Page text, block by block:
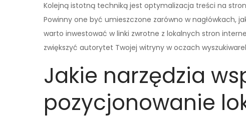
Kolejną istotną techniką jest optymalizacja treści na
Powinny one być umieszczone zarówno w nagłówkach,
warto inwestować w linki zwrotne z lokalnych stron
zwiększyć autorytet Twojej witryny w oczach
Jakie narzędzia
pozycjonowanie